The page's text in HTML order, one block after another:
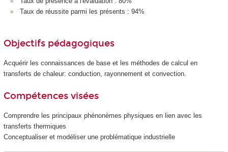
Taux de réussite parmi les présents : 94%
Objectifs pédagogiques
Acquérir les connaissances de base et les méthodes de calcul en
transferts de chaleur: conduction, rayonnement et convection.
Compétences visées
Comprendre les principaux phénonèmes physiques en lien avec les
transferts thermiques
Conceptualiser et modéliser une problématique industrielle